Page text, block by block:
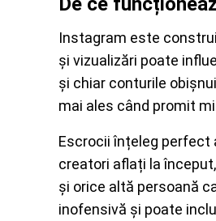
Instagram este
și vizualizări poate
și chiar conturile
mai ales când promit
Escrocii înțeleg perfect
creatori aflați la
și orice altă persoană
inofensivă și poate